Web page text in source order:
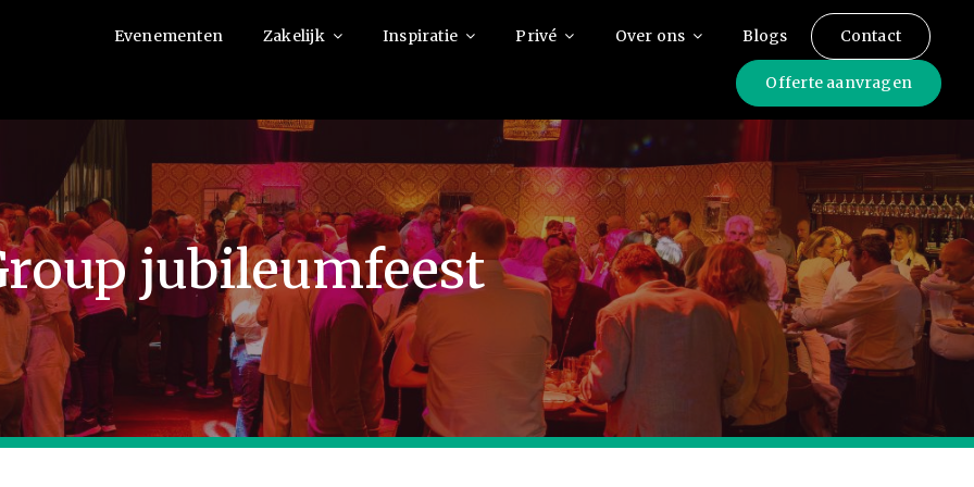
Evenementen Zakelijk Inspiratie Privé Over ons Blogs Contact
Offerte aanvragen
jubileumfeest